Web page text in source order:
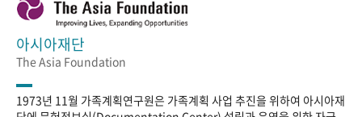
아시아재단
The Asia Foundation
1973년 11월 가족계획연구원은 가족계획 사업 추진을 위하여 아시아재